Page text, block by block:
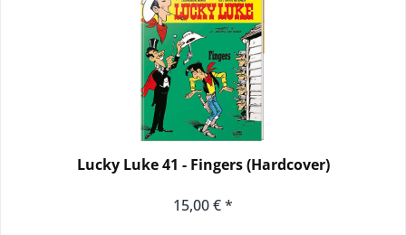
Lucky Luke 41 - Fingers (Hardcover)
15,00 € *